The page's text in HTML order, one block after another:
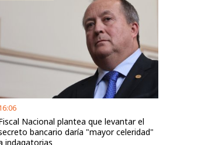
Nacional plantea que levantar el
bancario daría "mayor celeridad"
indagatorias